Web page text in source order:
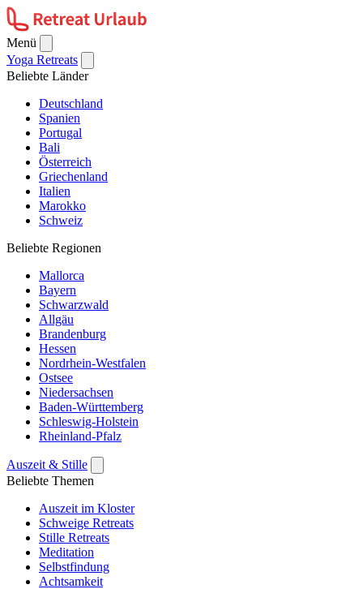
Menü
Yoga Retreats
Beliebte Länder
Deutschland
Spanien
Portugal
Bali
Österreich
Griechenland
Italien
Marokko
Schweiz
Beliebte Regionen
Mallorca
Bayern
Schwarzwald
Allgäu
Brandenburg
Hessen
Nordrhein-Westfalen
Ostsee
Niedersachsen
Baden-Württemberg
Schleswig-Holstein
Rheinland-Pfalz
Auszeit & Stille
Beliebte Themen
Auszeit im Kloster
Schweige Retreats
Stille Retreats
Meditation
Selbstfindung
Achtsamkeit